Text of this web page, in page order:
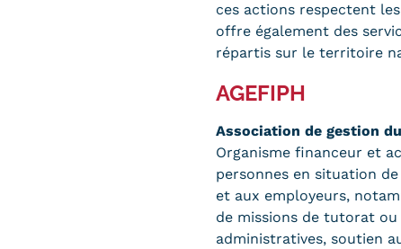
ces actions respectent
offre également des
répartis sur le territoire
AGEFIPH
Association de gestion
Organisme financeur et
personnes en situation
et aux employeurs,
de missions de tutorat
administratives, soutien